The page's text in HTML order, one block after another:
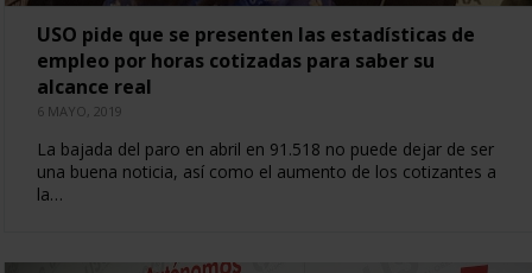
USO pide que se presenten las estadísticas de
empleo por horas cotizadas para saber su
alcance real
6 MAYO, 2019
La bajada del paro en abril en 91.518 no puede dejar de ser
una buena noticia, así como el aumento de los cotizantes a
la…